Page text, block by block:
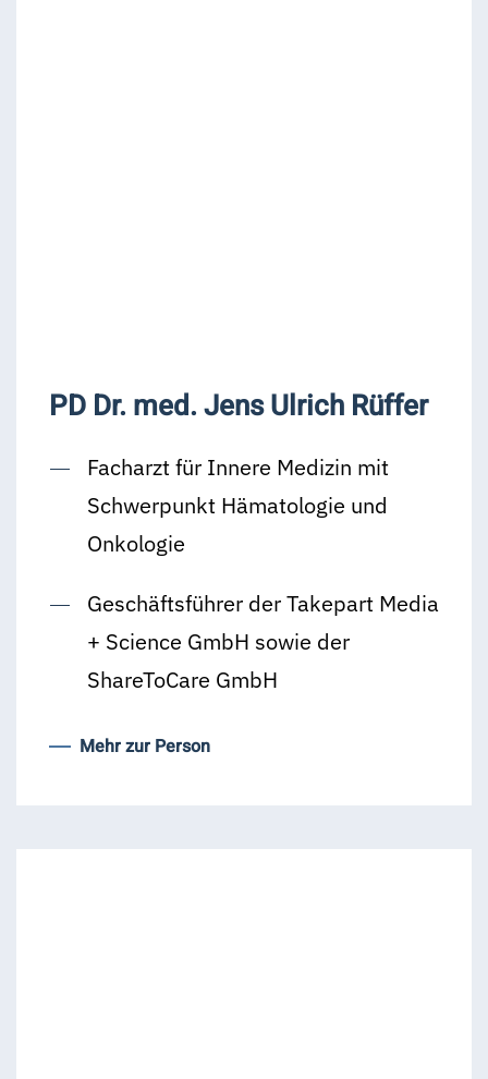
PD Dr. med. Jens Ulrich Rüffer
Facharzt für Innere Medizin mit
Schwerpunkt Hämatologie und
Onkologie
Geschäftsführer der Takepart Media
+ Science GmbH sowie der
ShareToCare GmbH
Mehr zur Person